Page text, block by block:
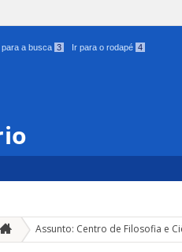
para a busca 3 Ir para o rodapé 4
Assunto: Centro de Filosofia e